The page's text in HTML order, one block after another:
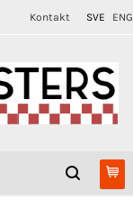
Kontakt SVE ENG